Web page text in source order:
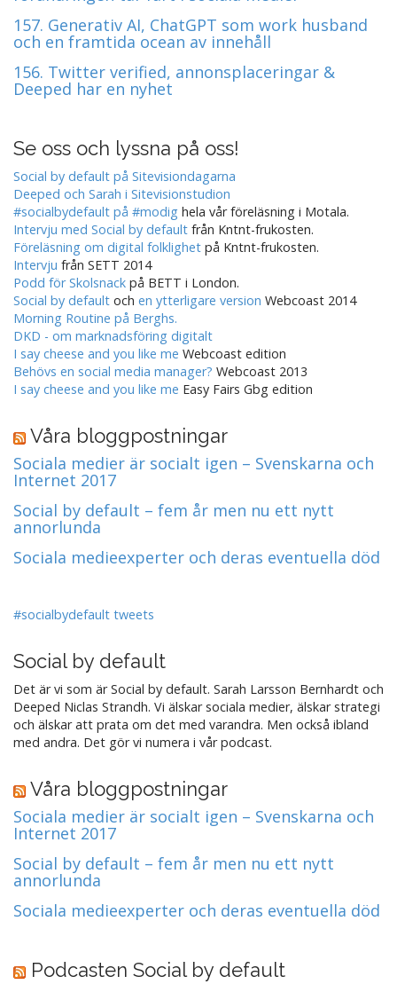
o
n
157. Generativ AI, ChatGPT som work husband
och en framtida ocean av innehåll
156. Twitter verified, annonsplaceringar &
Deeped har en nyhet
Se oss och lyssna på oss!
Social by default på Sitevisiondagarna
Deeped och Sarah i Sitevisionstudion
#socialbydefault på #modig hela vår föreläsning i Motala.
Intervju med Social by default från Kntnt-frukosten.
Föreläsning om digital folklighet på Kntnt-frukosten.
Intervju från SETT 2014
Podd för Skolsnack på BETT i London.
Social by default och en ytterligare version Webcoast 2014
Morning Routine på Berghs.
DKD - om marknadsföring digitalt
I say cheese and you like me Webcoast edition
Behövs en social media manager? Webcoast 2013
I say cheese and you like me Easy Fairs Gbg edition
Våra bloggpostningar
Sociala medier är socialt igen – Svenskarna och
Internet 2017
Social by default – fem år men nu ett nytt
annorlunda
Sociala medieexperter och deras eventuella död
#socialbydefault tweets
Social by default
Det är vi som är Social by default. Sarah Larsson Bernhardt och
Deeped Niclas Strandh. Vi älskar sociala medier, älskar strategi
och älskar att prata om det med varandra. Men också ibland
med andra. Det gör vi numera i vår podcast.
Våra bloggpostningar
Sociala medier är socialt igen – Svenskarna och
Internet 2017
Social by default – fem år men nu ett nytt
annorlunda
Sociala medieexperter och deras eventuella död
Podcasten Social by default